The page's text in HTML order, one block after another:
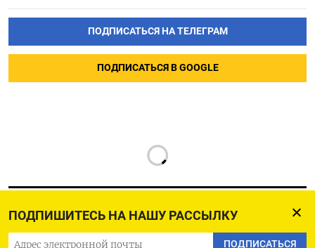
ПОДПИШИТЕСЬ НА НАШУ РАССЫЛКУ
ПОДПИСАТЬСЯ
ПОДПИСАТЬСЯ НА ТЕЛЕГРАМ
ПОДПИСАТЬСЯ В GOOGLE
РУССКАЯ СЛУЖБА